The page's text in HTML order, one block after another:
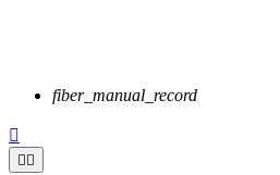
fiber_manual_record

 